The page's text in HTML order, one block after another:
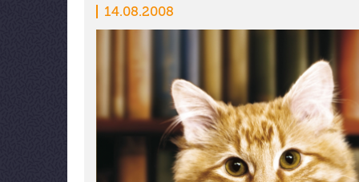
14.08.2008